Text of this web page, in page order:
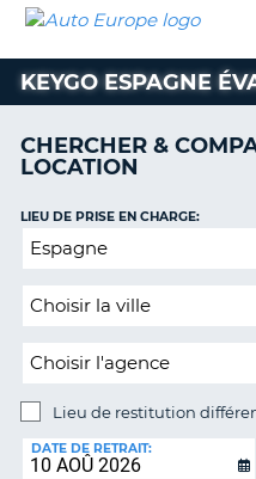
LOCATION
VOITURE
AUTO
EUROPE
LOCATION
VOITURE
MOTORHOMES
PARTENAIRES
CLIENT
MON
RÉSERVATION
SUISSE
LANGUE
KEYGO ESPAGNE
CHERCHER &
LOCATION
Lieu
restitution
LIEU DE PRISE EN CHARGE:
Lieu de restitution
DE
RESTITUTION:
DATE DE RETRAIT: